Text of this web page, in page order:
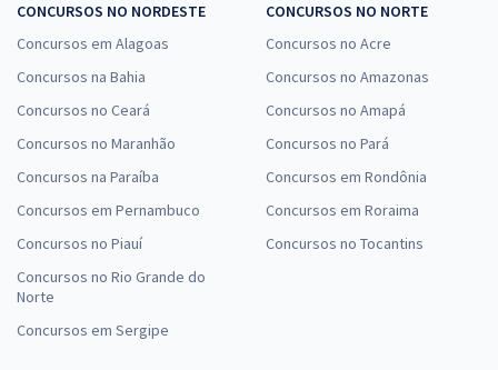
CONCURSOS NO NORDESTE
Concursos em Alagoas
Concursos na Bahia
Concursos no Ceará
Concursos no Maranhão
Concursos na Paraíba
Concursos em Pernambuco
Concursos no Piauí
Concursos no Rio Grande do
Norte
Concursos em Sergipe
CONCURSOS NO NORTE
Concursos no Acre
Concursos no Amazonas
Concursos no Amapá
Concursos no Pará
Concursos em Rondônia
Concursos em Roraima
Concursos no Tocantins